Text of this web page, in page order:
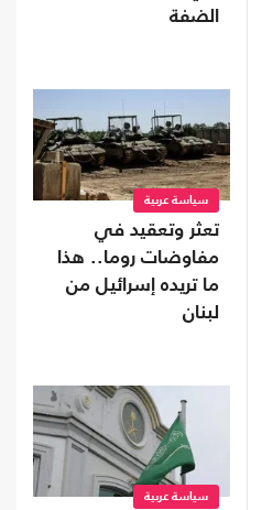
الضفة
سياسة عربية
تعثر وتعقيد في
مفاوضات روما.. هذا
ما تريده إسرائيل من
لبنان
سياسة عربية